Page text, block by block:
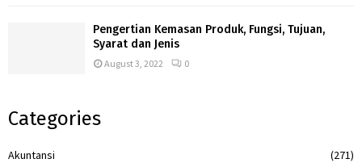
Pengertian Kemasan Produk, Fungsi, Tujuan,
Syarat dan Jenis
August 3, 2022 0
Categories
Akuntansi
(271)